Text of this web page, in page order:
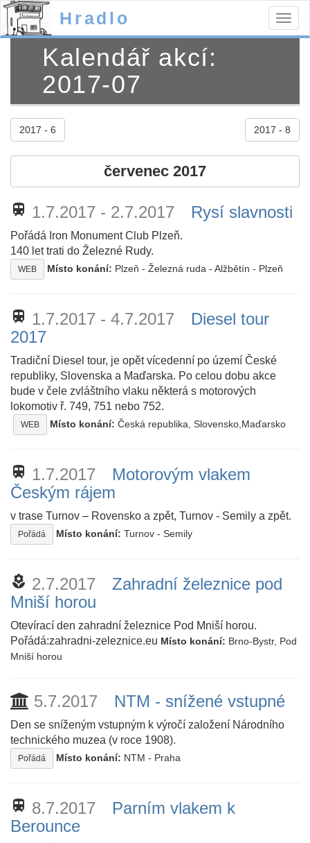
Hradlo
Kalendář akcí:
2017-07
2017 - 6 2017 - 8
červenec 2017
train 1.7.2017 - 2.7.2017 Rysí slavnosti
Pořádá Iron Monument Club Plzeň.
140 let trati do Železné Rudy.
WEB Místo konání: Plzeň - Železná ruda - Alžbětín - Plzeň
train 1.7.2017 - 4.7.2017
Diesel tour
2017
Tradiční Diesel tour, je opět vícedenní po území České
republiky, Slovenska a Maďarska. Po celou dobu akce
bude v čele zvláštního vlaku některá s motorových
lokomotiv ř. 749, 751 nebo 752.
WEB Místo konání: Česká republika, Slovensko,Maďarsko
train 1.7.2017
Motorovým vlakem
Českým rájem
v trase Turnov – Rovensko a zpět, Turnov - Semily a zpět.
Pořádá Místo konání: Turnov - Semily
local_florist 2.7.2017
Zahradní železnice pod
Mniší horou
Otevírací den zahradní železnice Pod Mniší horou.
Pořádá:zahradni-zeleznice.eu Místo konání: Brno-Bystr, Pod
Mniší horou
5.7.2017 NTM - snížené vstupné
Den se sníženým vstupným k výročí založení Národního
technického muzea (v roce 1908).
Pořádá Místo konání: NTM - Praha
train 8.7.2017
Parním vlakem k
Berounce